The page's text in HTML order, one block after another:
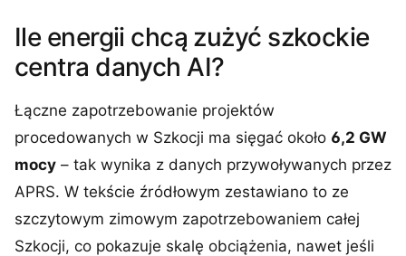
Ile energii chcą zużyć szkockie
centra danych AI?
Łączne zapotrzebowanie projektów
procedowanych w Szkocji ma sięgać około 6,2 GW
mocy – tak wynika z danych przywoływanych przez
APRS. W tekście źródłowym zestawiano to ze
szczytowym zimowym zapotrzebowaniem całej
Szkocji, co pokazuje skalę obciążenia, nawet jeśli